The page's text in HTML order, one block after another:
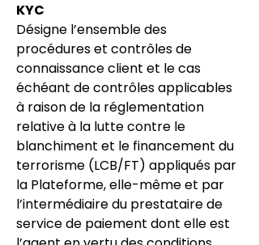
KYC
Désigne l’ensemble des
procédures et contrôles de
connaissance client et le cas
échéant de contrôles applicables
à raison de la réglementation
relative à la lutte contre le
blanchiment et le financement du
terrorisme (LCB/FT) appliqués par
la Plateforme, elle-même et par
l’intermédiaire du prestataire de
service de paiement dont elle est